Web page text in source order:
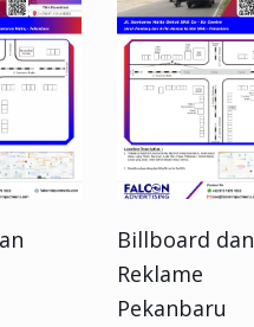
Billboard dan
Reklame
Pekanbaru